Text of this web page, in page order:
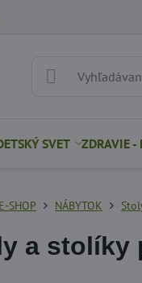
SVET ZDRAVIE -
E-SHOP NÁBYTOK
a stolíky